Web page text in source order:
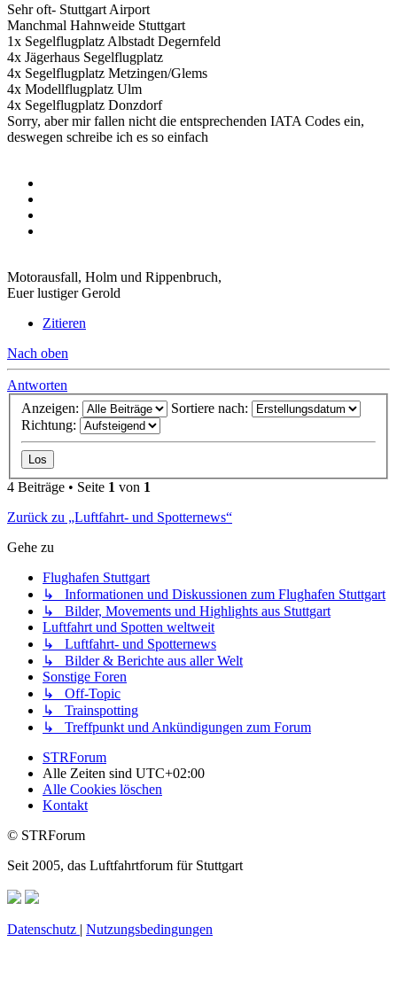
Sehr oft- Stuttgart Airport
Manchmal Hahnweide Stuttgart
1x Segelflugplatz Albstadt Degernfeld
4x Jägerhaus Segelflugplatz
4x Segelflugplatz Metzingen/Glems
4x Modellflugplatz Ulm
4x Segelflugplatz Donzdorf
Sorry, aber mir fallen nicht die entsprechenden IATA Codes ein,
deswegen schreibe ich es so einfach
Motorausfall, Holm und Rippenbruch,
Euer lustiger Gerold
Zitieren
Nach oben
Antworten
Anzeigen:
Sortiere nach:
Richtung:
4 Beiträge • Seite 1 von 1
Zurück zu „Luftfahrt- und Spotternews“
Gehe zu
Flughafen Stuttgart
↳ Informationen und Diskussionen zum Flughafen Stuttgart
↳ Bilder, Movements und Highlights aus Stuttgart
Luftfahrt und Spotten weltweit
↳ Luftfahrt- und Spotternews
↳ Bilder & Berichte aus aller Welt
Sonstige Foren
↳ Off-Topic
↳ Trainspotting
↳ Treffpunkt und Ankündigungen zum Forum
STRForum
Alle Zeiten sind UTC+02:00
Alle Cookies löschen
Kontakt
© STRForum
Seit 2005, das Luftfahrtforum für Stuttgart
Datenschutz | Nutzungsbedingungen